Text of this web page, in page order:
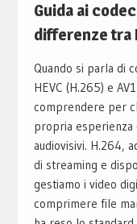
Guida ai
differenze tra
Quando si parla di
HEVC (H.265) e
comprendere per
propria esperienza
audiovisivi. H.264,
di streaming e
gestiamo i video
comprimere file